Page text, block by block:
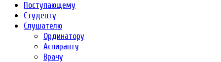
Поступающему
Студенту
Слушателю
Ординатору
Аспиранту
Врачу